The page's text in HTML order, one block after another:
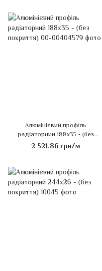
Алюмінієвий профіль
радіаторний 188х35 - (без
покриття)
2 521.86 грн/м